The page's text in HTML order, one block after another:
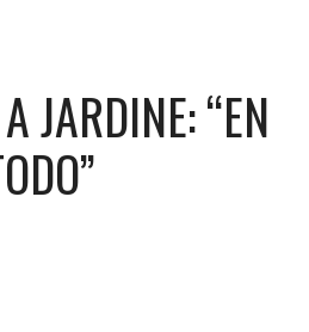
JARDINE: “EN